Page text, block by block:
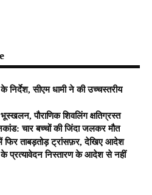
निर्देश, सीएम धामी ने की उच्चस्तरीय
पौराणिक शिवलिंग क्षतिग्रस्त
चार बच्चों की जिंदा जलकर मौत
फिर ताबड़तोड़ ट्रांसफ़र, देखिए आदेश
प्रत्यावेदन निस्तारण के आदेश से नहीं